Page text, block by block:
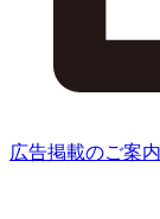
広告掲載のご案内